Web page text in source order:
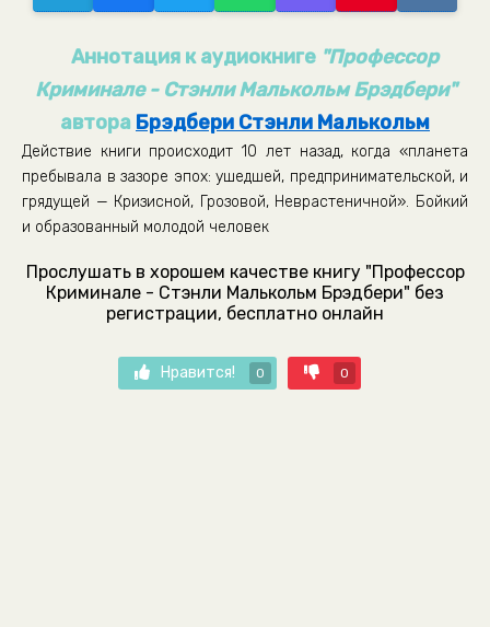
Аннотация к аудиокниге "Профессор
Криминале - Стэнли Малькольм Брэдбери"
автора Брэдбери Стэнли Малькольм
Действие книги происходит 10 лет назад, когда «планета
пребывала в зазоре эпох: ушедшей, предпринимательской, и
грядущей — Кризисной, Грозовой, Неврастеничной». Бойкий
и образованный молодой человек
Прослушать в хорошем качестве книгу "Профессор
Криминале - Стэнли Малькольм Брэдбери" без
регистрации, бесплатно онлайн
Нравится! 0 0